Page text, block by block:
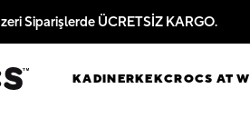
Siparişlerde ÜCRETSİZ KARGO.
KADINERKEKCROCS AT